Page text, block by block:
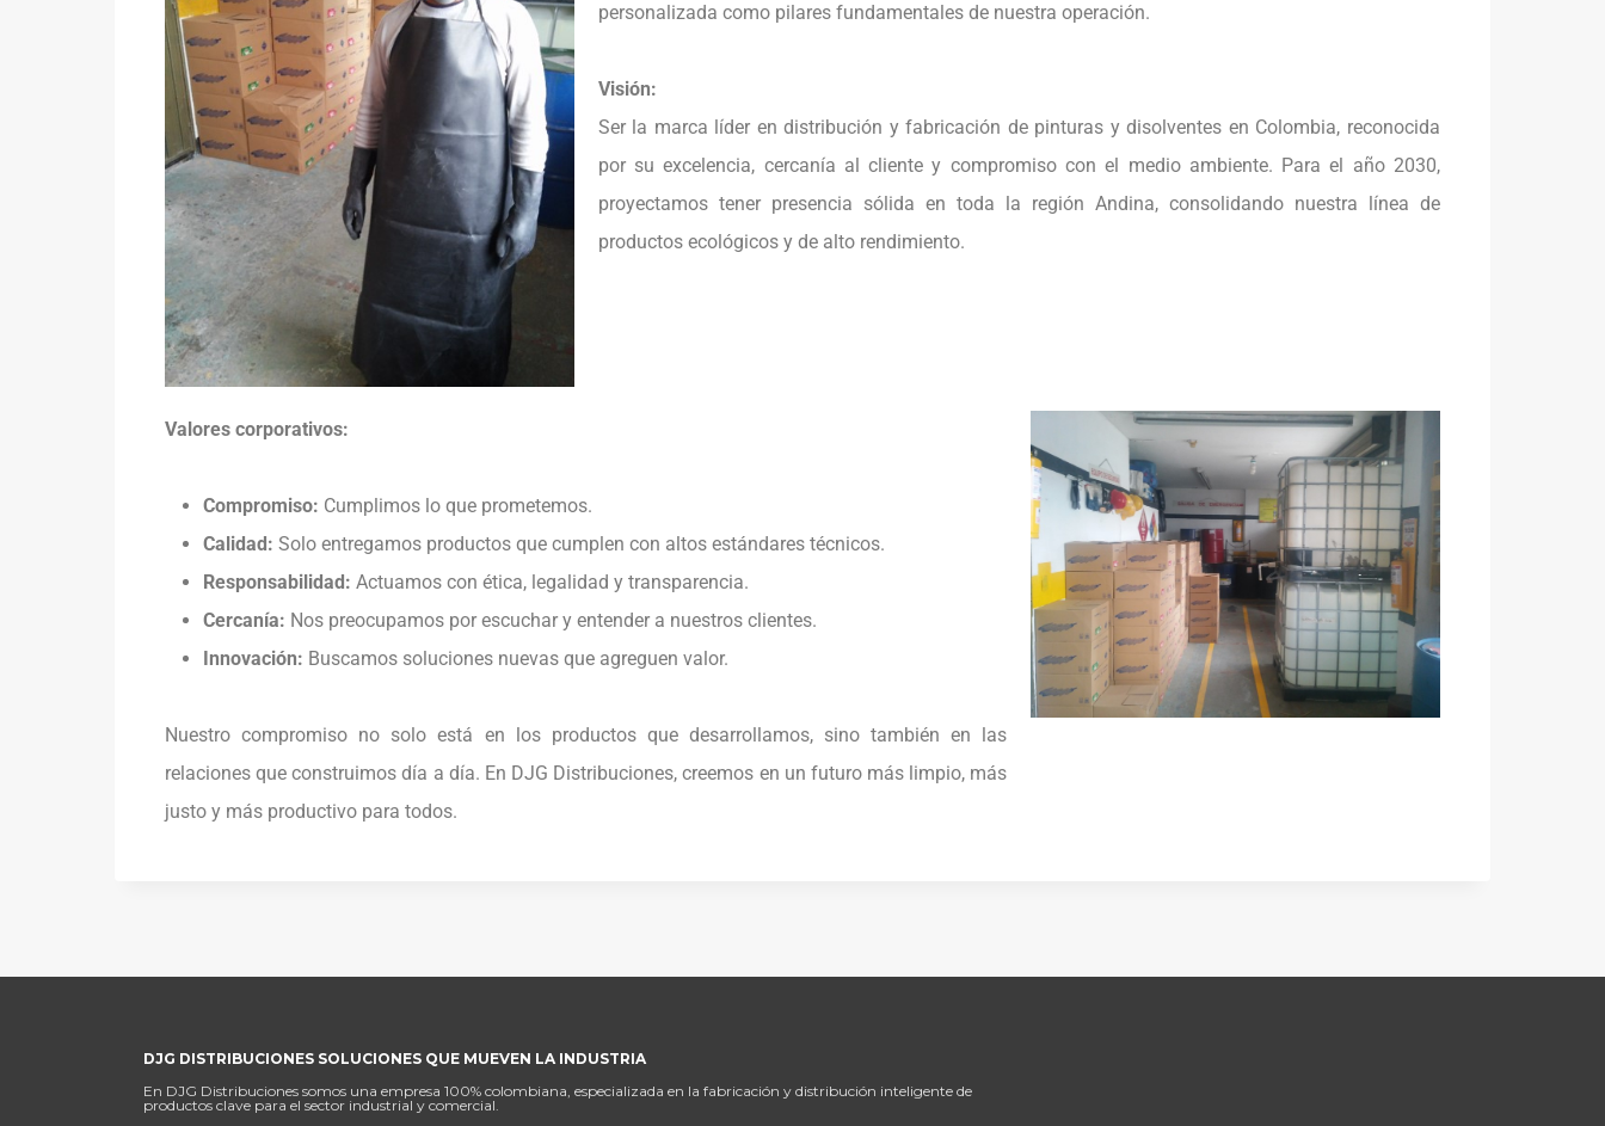
personalizada como pilares fundamentales de nuestra operación.
Visión:
Ser la marca líder en distribución y fabricación de pinturas y disolventes en Colombia, reconocida
por su excelencia, cercanía al cliente y compromiso con el medio ambiente. Para el año 2030,
proyectamos tener presencia sólida en toda la región Andina, consolidando nuestra línea de
productos ecológicos y de alto rendimiento.
Valores corporativos:
Compromiso: Cumplimos lo que prometemos.
Calidad: Solo entregamos productos que cumplen con altos estándares técnicos.
Responsabilidad: Actuamos con ética, legalidad y transparencia.
Cercanía: Nos preocupamos por escuchar y entender a nuestros clientes.
Innovación: Buscamos soluciones nuevas que agreguen valor.
Nuestro compromiso no solo está en los productos que desarrollamos, sino también en las
relaciones que construimos día a día. En DJG Distribuciones, creemos en un futuro más limpio, más
justo y más productivo para todos.
DJG DISTRIBUCIONES SOLUCIONES QUE MUEVEN LA INDUSTRIA
En DJG Distribuciones somos una empresa 100% colombiana, especializada en la fabricación y distribución inteligente de
productos clave para el sector industrial y comercial.